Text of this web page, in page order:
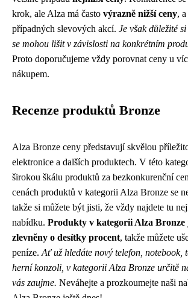
krok, ale Alza má často výrazně nižší ceny,
případných slevových akcí. Je však důležité
se mohou lišit v závislosti na konkrétním
Proto doporučujeme vždy porovnat ceny u
nákupem.
Recenze produktů Bronze
Alza Bronze ceny představují skvělou
elektronice a dalších produktech. V této
širokou škálu produktů za bezkonkurenční
cenách produktů v kategorii Alza Bronze se
takže si můžete být jisti, že vždy najdete tu
nabídku. Produkty v kategorii Alza Bronze
zlevněny o desítky procent, takže můžete
peníze. Ať už hledáte nový telefon, notebook,
herní konzoli, v kategorii Alza Bronze určitě
vás zaujme. Neváhejte a prozkoumejte naši